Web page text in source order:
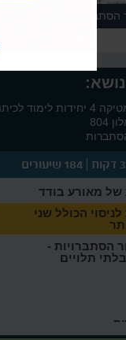
הסתברויות - מאורעות
לימוד לכיתה י
804
184 שיעורים
מאורע בודד
הכולל שני
הסתברויות -
תלויים